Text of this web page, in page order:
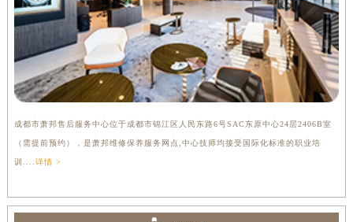
成都市萧邦售后服务中心位于成都市锦江区人民东路6号SAC东原中心24层2406B室
（需提前预约），是萧邦维修保养服务网点,中心技师均接受国际化标准的职业培
训.... 详情 >